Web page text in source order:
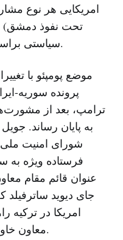
امریکایی هر نوع
تحت نفوذ دمشق)
سیاستی براساس توافقات ژنو رخ نداده باشد.
موضع پومپئو با
پرونده سوریه-
ترامپ، بعد از
به پایان رساند.
شورای امنیت
فرستاده ویژه به
عنوان قائم مقام
جای دیوید ساترفیلد
امریکا در ترکیه
معاون خاورمیانه وزارت خارجه ملحق شد.